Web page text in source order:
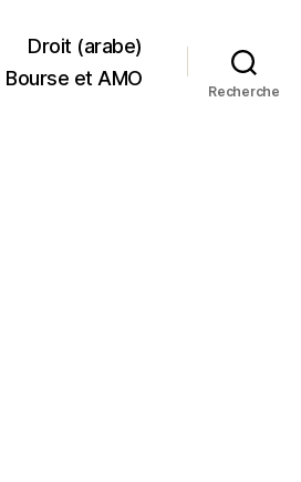
Droit (arabe)
Bourse et AMO
Recherche